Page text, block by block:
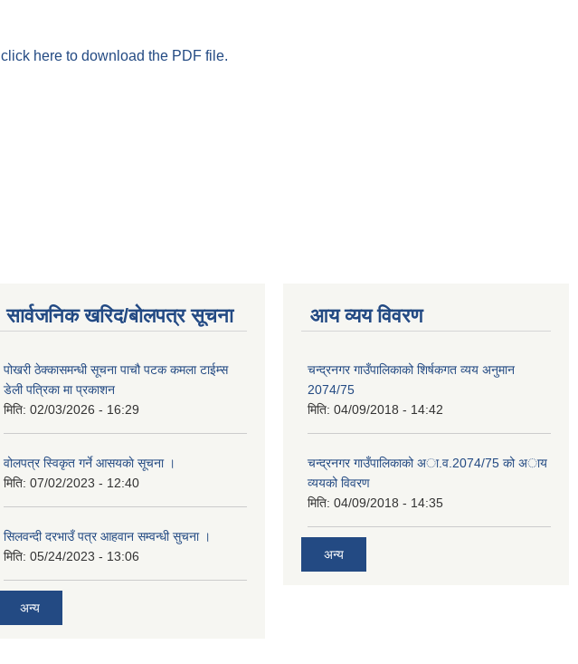
click here to download the PDF file.
सार्वजनिक खरिद/बोलपत्र सूचना
पोखरी ठेक्कासमन्धी सूचना पाचौ पटक कमला टाईम्स
डेली पत्रिका मा प्रकाशन
मिति: 02/03/2026 - 16:29
वोलपत्र स्विकृत गर्ने आसयकाे सूचना ।
मिति: 07/02/2023 - 12:40
सिलवन्दी दरभाउँ पत्र आहवान सम्वन्धी सुचना ।
मिति: 05/24/2023 - 13:06
अन्य
आय व्यय विवरण
चन्द्रनगर गाउँपालिकाको शिर्षकगत व्यय अनुमान
2074/75
मिति: 04/09/2018 - 14:42
चन्द्रनगर गाउँपालिकाको अा‍‍‍.व.2074/75 को अाय
व्ययको विवरण
मिति: 04/09/2018 - 14:35
अन्य